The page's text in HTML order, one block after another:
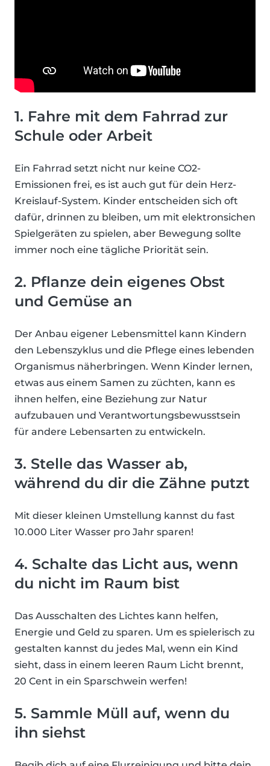
1. Fahre mit dem Fahrrad zur
Schule oder Arbeit
Ein Fahrrad setzt nicht nur keine CO2-
Emissionen frei, es ist auch gut für dein Herz-
Kreislauf-System. Kinder entscheiden sich oft
dafür, drinnen zu bleiben, um mit elektronsichen
Spielgeräten zu spielen, aber Bewegung sollte
immer noch eine tägliche Priorität sein.
2. Pflanze dein eigenes Obst
und Gemüse an
Der Anbau eigener Lebensmittel kann Kindern
den Lebenszyklus und die Pflege eines lebenden
Organismus näherbringen. Wenn Kinder lernen,
etwas aus einem Samen zu züchten, kann es
ihnen helfen, eine Beziehung zur Natur
aufzubauen und Verantwortungsbewusstsein
für andere Lebensarten zu entwickeln.
3. Stelle das Wasser ab,
während du dir die Zähne putzt
Mit dieser kleinen Umstellung kannst du fast
10.000 Liter Wasser pro Jahr sparen!
4. Schalte das Licht aus, wenn
du nicht im Raum bist
Das Ausschalten des Lichtes kann helfen,
Energie und Geld zu sparen. Um es spielerisch zu
gestalten kannst du jedes Mal, wenn ein Kind
sieht, dass in einem leeren Raum Licht brennt,
20 Cent in ein Sparschwein werfen!
5. Sammle Müll auf, wenn du
ihn siehst